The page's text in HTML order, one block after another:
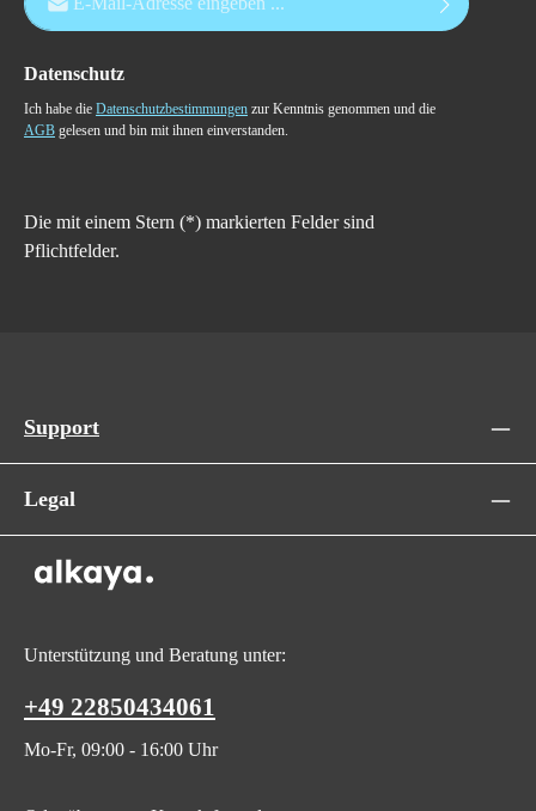
Datenschutz
Ich habe die Datenschutzbestimmungen zur Kenntnis genommen und die
AGB gelesen und bin mit ihnen einverstanden.
Die mit einem Stern (*) markierten Felder sind
Pflichtfelder.
Support
Legal
Unterstützung und Beratung unter:
+49 22850434061
Mo-Fr, 09:00 - 16:00 Uhr